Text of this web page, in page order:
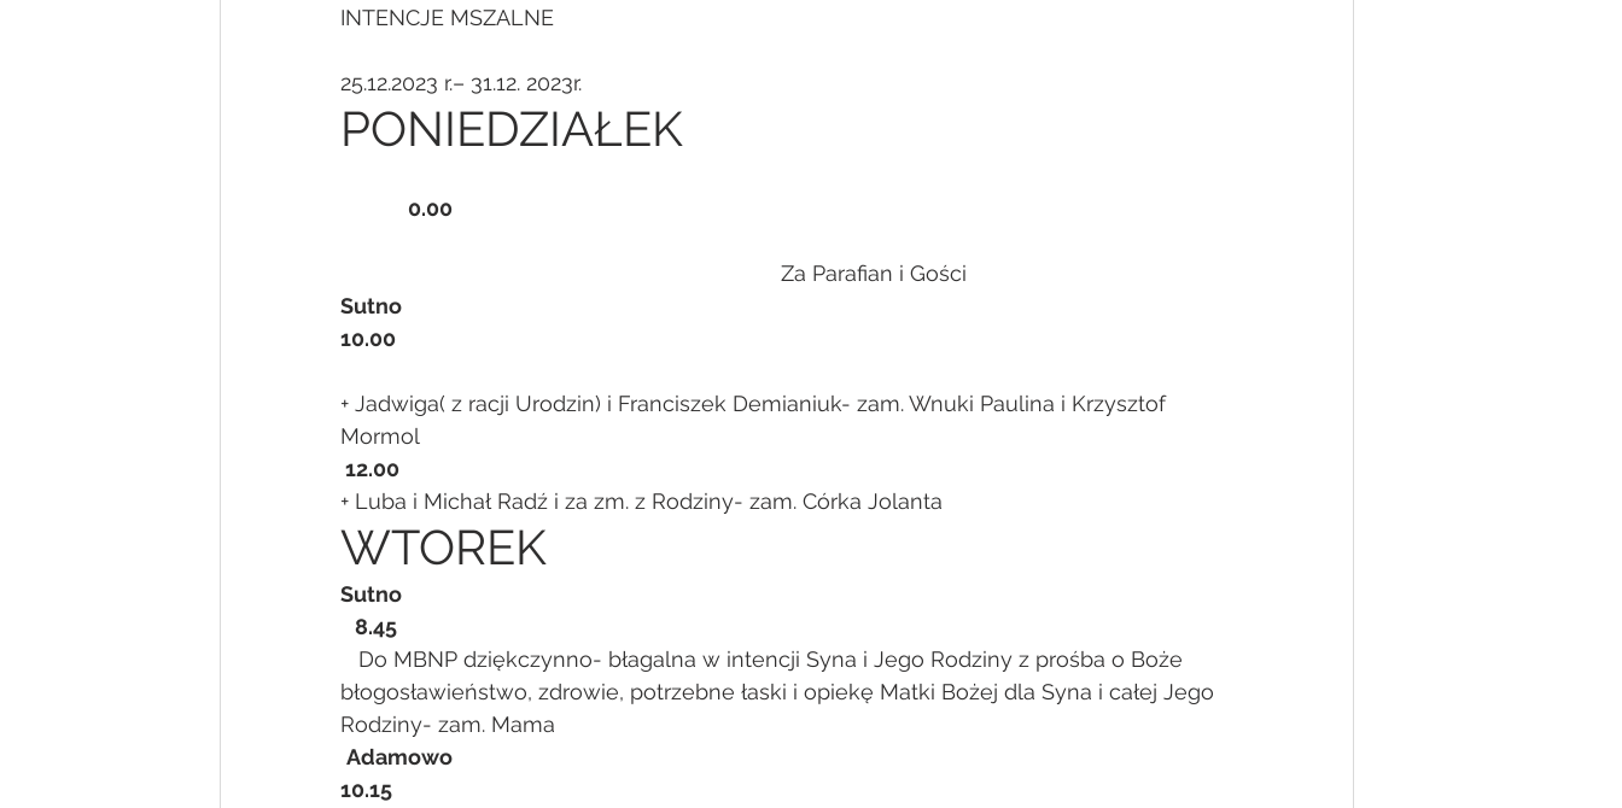
INTENCJE MSZALNE
25.12.2023 r.– 31.12. 2023r.
PONIEDZIAŁEK
0.00
Za Parafian i Gości
Sutno
10.00
+ Jadwiga( z racji Urodzin) i Franciszek Demianiuk- zam. Wnuki Paulina i Krzysztof
Mormol
12.00
+ Luba i Michał Radź i za zm. z Rodziny- zam. Córka Jolanta
WTOREK
Sutno
8.45
Do MBNP dziękczynno- błagalna w intencji Syna i Jego Rodziny z prośba o Boże
błogosławieństwo, zdrowie, potrzebne łaski i opiekę Matki Bożej dla Syna i całej Jego
Rodziny- zam. Mama
Adamowo
10.15